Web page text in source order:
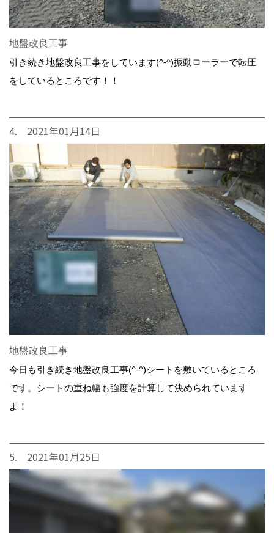
地盤改良工事
引き続き地盤改良工事をしています(^-^)振動ローラーで転圧
をしているところです！！
4. 2021年01月14日
地盤改良工事
今日も引き続き地盤改良工事(^-^)シートを敷いているところ
です。シートの重ね幅も強度を計算して決められています
よ！
5. 2021年01月25日